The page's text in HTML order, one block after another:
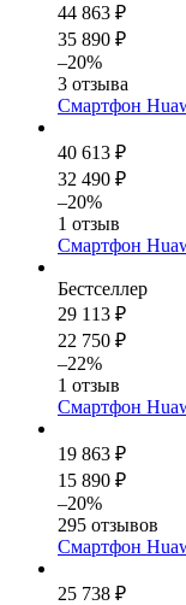
44 863 ₽
35 890 ₽
–20%
3 отзыва
Смартфон
40 613 ₽
32 490 ₽
–20%
1 отзыв
Смартфон
Бестселлер
29 113 ₽
22 750 ₽
–22%
1 отзыв
Смартфон
19 863 ₽
15 890 ₽
–20%
295 отзывов
Смартфон
25 738 ₽